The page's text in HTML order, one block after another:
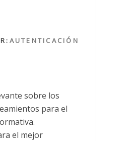
AUTENTICACIÓN
sobre los
para el
el mejor